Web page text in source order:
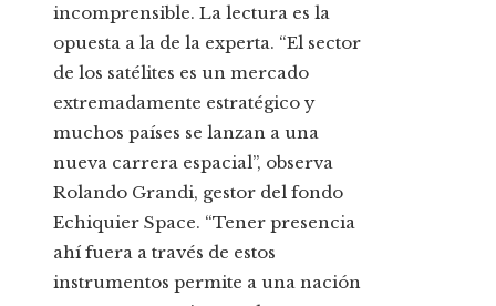
incomprensible. La lectura es la
opuesta a la de la experta. “El sector
de los satélites es un mercado
extremadamente estratégico y
muchos países se lanzan a una
nueva carrera espacial”, observa
Rolando Grandi, gestor del fondo
Echiquier Space. “Tener presencia
ahí fuera a través de estos
instrumentos permite a una nación